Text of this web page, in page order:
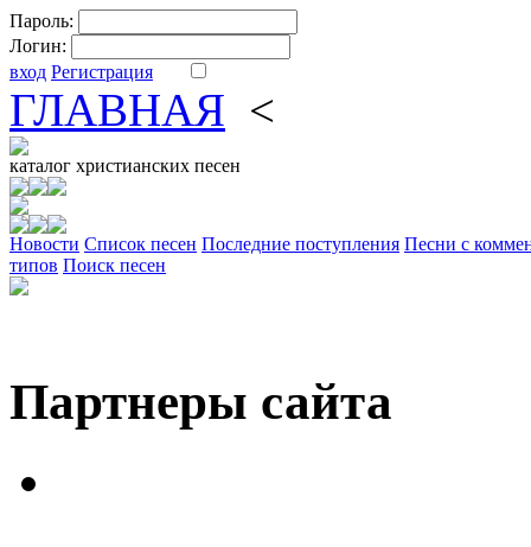
Пароль:
Логин:
вход Регистрация
ГЛАВНАЯ <
каталог христианских песен
Новости Cписок песен Последние поступления Песни с
типов Поиск песен
Партнеры сайта